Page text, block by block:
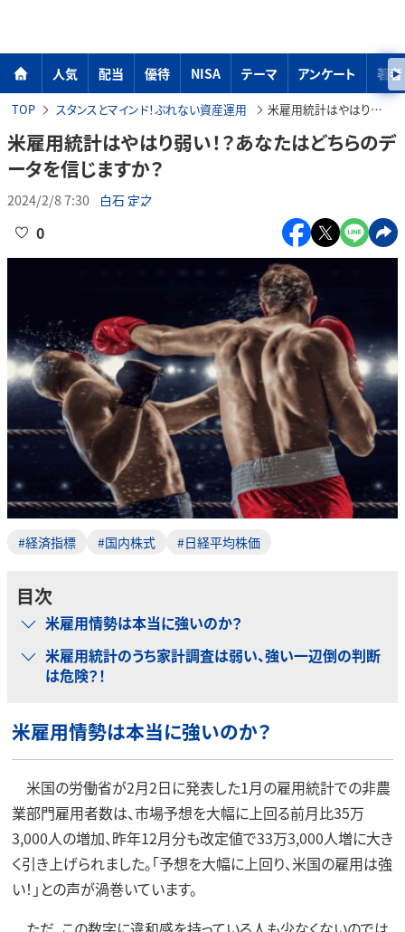
人気 配当 優待 NISA テーマ アンケート 著者
TOP スタンスとマインド！ぶれない資産運用 米雇用統計はやはり弱い！？あなたはどちらのデータを信じますか？
米雇用統計はやはり弱い！？あなたはどちらのデ
ータを信じますか？
2024/2/8 7:30 白石 定之
0
#経済指標 #国内株式 #日経平均株価
目次
米雇用情勢は本当に強いのか？
米雇用統計のうち家計調査は弱い、強い一辺倒の判断
は危険？！
米雇用情勢は本当に強いのか？
米国の労働省が2月2日に発表した1月の雇用統計での非農
業部門雇用者数は、市場予想を大幅に上回る前月比35万
3,000人の増加、昨年12月分も改定値で33万3,000人増に大き
く引き上げられました。「予想を大幅に上回り、米国の雇用は強
い！」との声が渦巻いています。